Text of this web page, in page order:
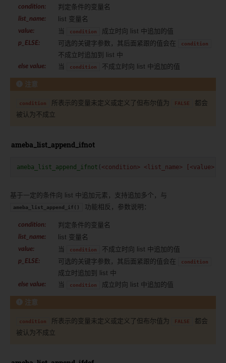
condition: 判定条件的变量名
list_name: list 变量名
value: 当 condition 成立时向 list 中追加的值
p_ELSE: 可选的关键字参数，其后面紧跟的值会在 condition
不成立时追加到 list 中
else value: 当 condition 不成立时向 list 中追加的值
注意
condition 所表示的变量未定义或定义了但布尔值为 FALSE
都会
被认为不成立
ameba_list_append_ifnot
ameba_list_append_ifnot ( <condition> <list_name> [<value>
基于一定的条件向 list 中追加元素，支持追加多个，与
ameba_list_append_if() 功能相反，参数说明：
condition: 判定条件的变量名
list_name: list 变量名
value: 当 condition 不成立时向 list 中追加的值
p_ELSE: 可选的关键字参数，其后面紧跟的值会在 condition
成立时追加到 list 中
else value: 当 condition 成立时向 list 中追加的值
注意
condition 所表示的变量未定义或定义了但布尔值为 FALSE
都会
被认为不成立